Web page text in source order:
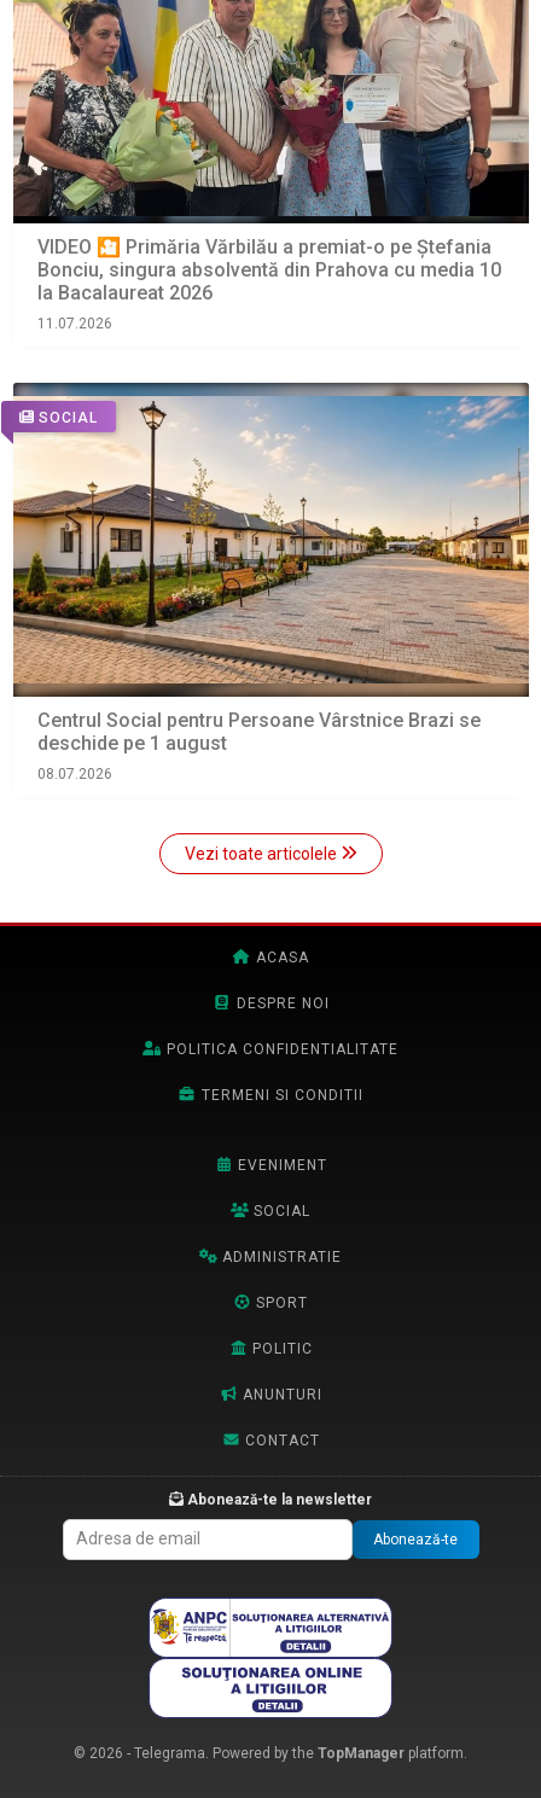
VIDEO 🎦 Primăria Vărbilău a premiat-o pe Ștefania
Bonciu, singura absolventă din Prahova cu media 10
la Bacalaureat 2026
11.07.2026
SOCIAL
Centrul Social pentru Persoane Vârstnice Brazi se
deschide pe 1 august
08.07.2026
Vezi toate articolele
ACASA
DESPRE NOI
POLITICA CONFIDENTIALITATE
TERMENI SI CONDITII
EVENIMENT
SOCIAL
ADMINISTRATIE
SPORT
POLITIC
ANUNTURI
CONTACT
Abonează-te la newsletter
Abonează-te
© 2026 - Telegrama. Powered by the TopManager platform.